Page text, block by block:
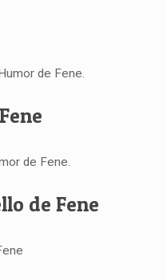
de Fene.
de Fene.
de Fene